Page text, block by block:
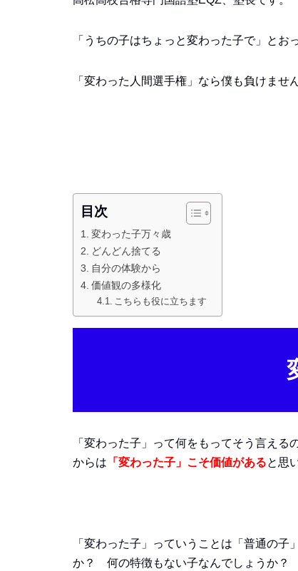
「うちの子はちょっと変わった子で」とお
「変わった人間選手権」なら僕も負けませ
目次
変わった子万々歳
どんどん捨てる
自分の体験から
価値観の多様化
こちらも役に立ちます
「変わった子」って何をもってそう言え
からは 「変わった子」こそ価値があると思
「変わった子」っていうことは「普通の
か？ 何の特徴もない子なんでしょうか？